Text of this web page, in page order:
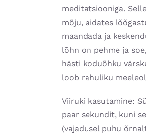
meditatsiooniga.
mõju, aidates
maandada ja
lõhn on pehme ja
hästi koduõhku
loob rahuliku
Viiruki kasutamine:
paar sekundit, kuni
(vajadusel puhu